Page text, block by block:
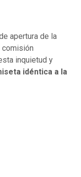
apertura de la
inquietud y
idéntica a la